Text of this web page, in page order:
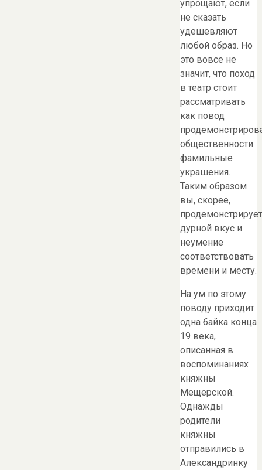
упрощают, если
не сказать
удешевляют
любой образ. Но
это вовсе не
значит, что поход
в театр стоит
рассматривать
как повод
общественности
фамильные
украшения.
Таким образом
вы, скорее,
дурной вкус и
неумение
соответствовать
времени и месту.
На ум по этому
поводу приходит
одна байка конца
19 века,
описанная в
воспоминаниях
княжны
Мещерской.
Однажды
родители
княжны
отправились в
Александринку